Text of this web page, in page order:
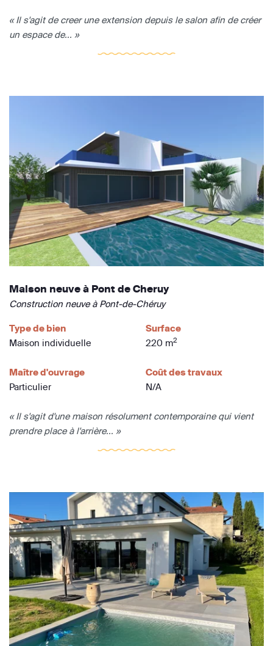
« Il s'agit de creer une extension depuis le salon afin de créer
un espace de... »
Maison neuve à Pont de Cheruy
Construction neuve à Pont-de-Chéruy
Type de bien
Maison individuelle
Surface
220 m2
Maître d'ouvrage
Particulier
Coût des travaux
N/A
« Il s'agit d'une maison résolument contemporaine qui vient
prendre place à l'arrière... »